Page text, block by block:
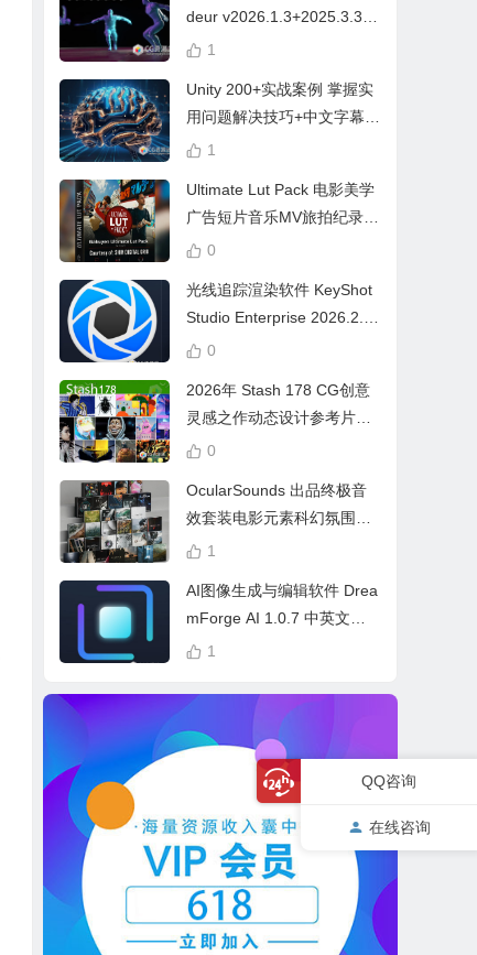
deur v2026.1.3+2025.3.3
Win/Mac+中文字幕教程
1
Unity 200+实战案例 掌握实
用问题解决技巧+中文字幕 L
earn Problem Solving
1
Ultimate Lut Pack 电影美学
广告短片音乐MV旅拍纪录片
视频调色预设
0
光线追踪渲染软件 KeyShot
Studio Enterprise 2026.2.1
Win中文版
0
2026年 Stash 178 CG创意
灵感之作动态设计参考片广
告视频动画短片合集
0
OcularSounds 出品终极音
效套装电影元素科幻氛围冲
击无人机音效素材包 Full Ac
1
AI图像生成与编辑软件 Drea
mForge AI 1.0.7 中英文多
语言 Win 本地离线运行
1
QQ咨询
在线咨询